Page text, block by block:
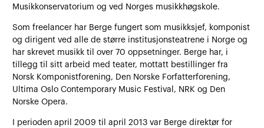
Musikkonservatorium og ved Norges musikkhøgskole.
Som freelancer har Berge fungert som musikksjef, komponist
og dirigent ved alle de større institusjonsteatrene i Norge og
har skrevet musikk til over 70 oppsetninger. Berge har, i
tillegg til sitt arbeid med teater, mottatt bestillinger fra
Norsk Komponistforening, Den Norske Forfatterforening,
Ultima Oslo Contemporary Music Festival, NRK og Den
Norske Opera.
I perioden april 2009 til april 2013 var Berge direktør for